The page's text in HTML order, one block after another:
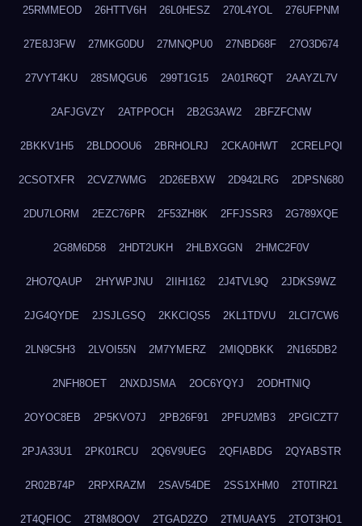
25RMMEOD 26HTTV6H 26L0HESZ 270L4YOL 276UFPNM
27E8J3FW 27MKG0DU 27MNQPU0 27NBD68F 27O3D674
27VYT4KU 28SMQGU6 299T1G15 2A01R6QT 2AAYZL7V
2AFJGVZY 2ATPPOCH 2B2G3AW2 2BFZFCNW
2BKKV1H5 2BLDOOU6 2BRHOLRJ 2CKA0HWT 2CRELPQI
2CSOTXFR 2CVZ7WMG 2D26EBXW 2D942LRG 2DPSN680
2DU7LORM 2EZC76PR 2F53ZH8K 2FFJSSR3 2G789XQE
2G8M6D58 2HDT2UKH 2HLBXGGN 2HMC2F0V
2HO7QAUP 2HYWPJNU 2IIHI162 2J4TVL9Q 2JDKS9WZ
2JG4QYDE 2JSJLGSQ 2KKCIQS5 2KL1TDVU 2LCI7CW6
2LN9C5H3 2LVOI55N 2M7YMERZ 2MIQDBKK 2N165DB2
2NFH8OET 2NXDJSMA 2OC6YQYJ 2ODHTNIQ
2OYOC8EB 2P5KVO7J 2PB26F91 2PFU2MB3 2PGICZT7
2PJA33U1 2PK01RCU 2Q6V9UEG 2QFIABDG 2QYABSTR
2R02B74P 2RPXRAZM 2SAV54DE 2SS1XHM0 2T0TIR21
2T4QFIOC 2T8M8OOV 2TGAD2ZO 2TMUAAY5 2TOT3HO1